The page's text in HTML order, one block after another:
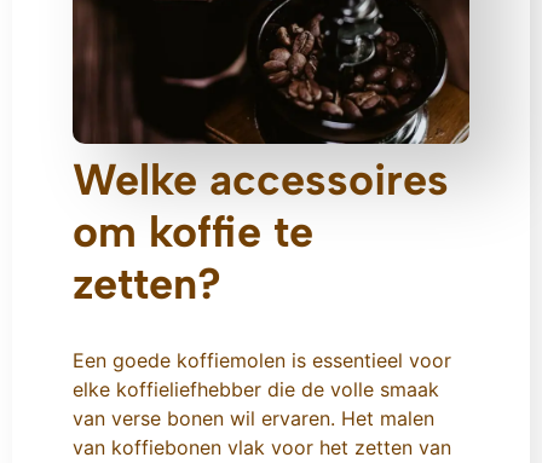
Welke accessoires
om koffie te
zetten?
Een goede koffiemolen is essentieel voor
elke koffieliefhebber die de volle smaak
van verse bonen wil ervaren. Het malen
van koffiebonen vlak voor het zetten van